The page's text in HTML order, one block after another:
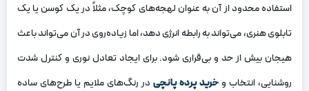
استفاده محدود از آن به عنوان لهجه‌های کوچک، مثلاً در یک کوسن یا یک
تابلوی هنری، می‌تواند به رابطه انرژی دهد، اما زیاده‌روی در آن می‌تواند باعث
هیجان بیش از حد و بی‌قراری شود. برای ایجاد تعادل نوری و کنترل شدت
روشنایی، انتخاب و خرید پرده پانچی در رنگ‌های ملایم یا طرح‌های ساده